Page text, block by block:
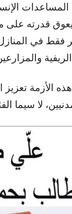
قدرته على
فقط في
الأزمة تعزيز
لا سيما